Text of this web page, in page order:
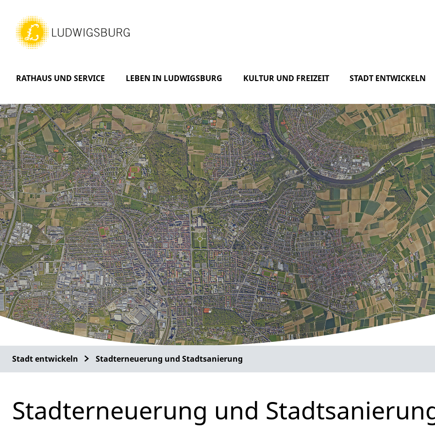
RATHAUS UND SERVICE LEBEN IN LUDWIGSBURG KULTUR UND FREIZEIT STADT ENTWICKELN
Stadt entwickeln Stadterneuerung und Stadtsanierung
Stadterneuerung und